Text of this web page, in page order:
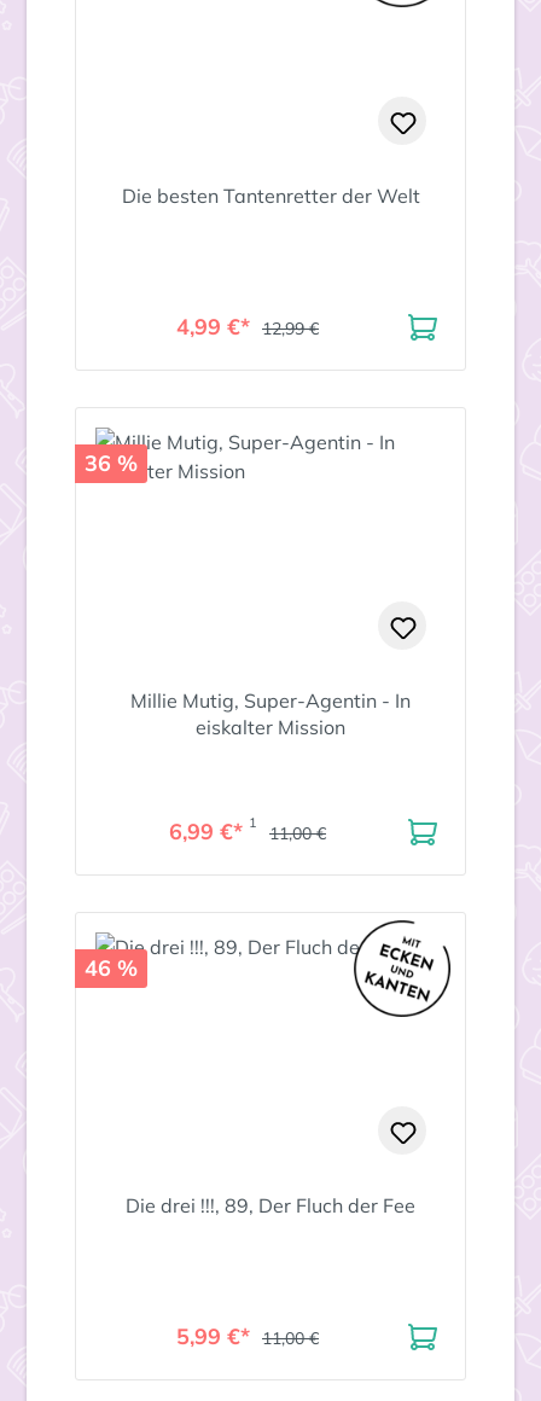
Die besten Tantenretter der Welt
4,99 €* 12,99 €
36 %
Millie Mutig, Super-Agentin - In
eiskalter Mission
6,99 €* 1 11,00 €
46 %
Die drei !!!, 89, Der Fluch der Fee
5,99 €* 11,00 €